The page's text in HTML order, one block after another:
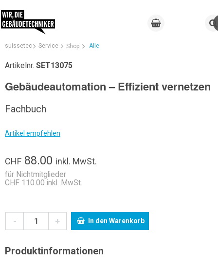
suissetec Service Shop Alle
Artikelnr. SET13075
Gebäudeautomation – Effizient vernetzen
Fachbuch
Artikel empfehlen
CHF 88.00 inkl. MwSt.
für Nichtmitglieder
CHF 110.00 inkl. MwSt.
- + In den Warenkorb
Produktinformationen